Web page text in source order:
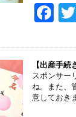
oF
c
e
b
【出産手
スポンサー
ね。また、
意しておき